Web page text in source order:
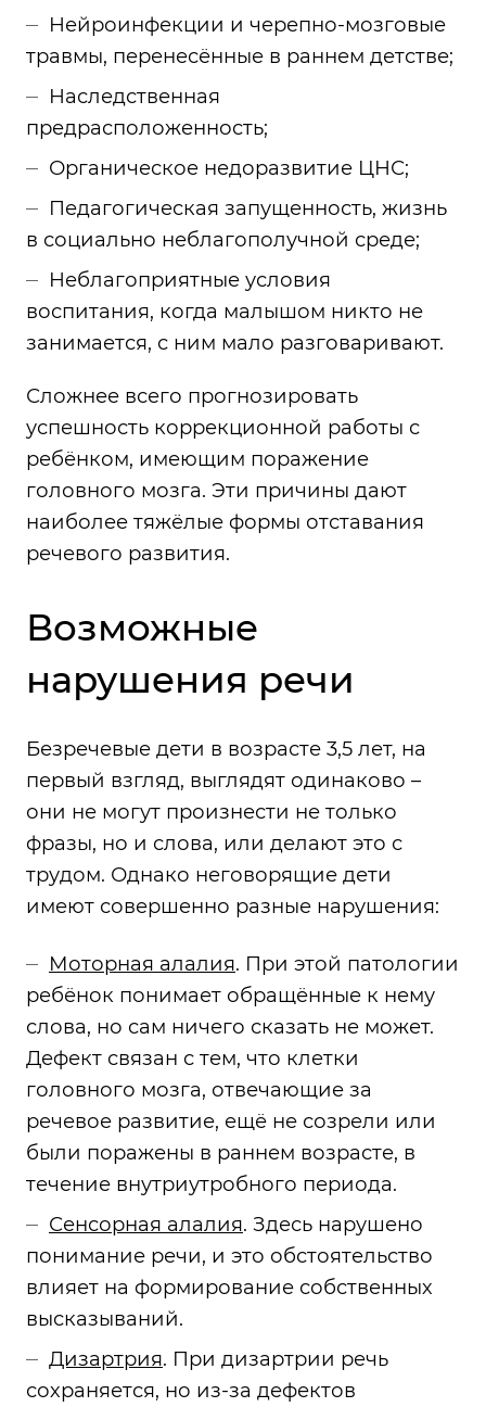
Нейроинфекции и черепно-мозговые
травмы, перенесённые в раннем детстве;
Наследственная
предрасположенность;
Органическое недоразвитие ЦНС;
Педагогическая запущенность, жизнь
в социально неблагополучной среде;
Неблагоприятные условия
воспитания, когда малышом никто не
занимается, с ним мало разговаривают.
Сложнее всего прогнозировать
успешность коррекционной работы с
ребёнком, имеющим поражение
головного мозга. Эти причины дают
наиболее тяжёлые формы отставания
речевого развития.
Возможные
нарушения речи
Безречевые дети в возрасте 3,5 лет, на
первый взгляд, выглядят одинаково –
они не могут произнести не только
фразы, но и слова, или делают это с
трудом. Однако неговорящие дети
имеют совершенно разные нарушения:
Моторная алалия. При этой патологии
ребёнок понимает обращённые к нему
слова, но сам ничего сказать не может.
Дефект связан с тем, что клетки
головного мозга, отвечающие за
речевое развитие, ещё не созрели или
были поражены в раннем возрасте, в
течение внутриутробного периода.
Сенсорная алалия. Здесь нарушено
понимание речи, и это обстоятельство
влияет на формирование собственных
высказываний.
Дизартрия. При дизартрии речь
сохраняется, но из-за дефектов